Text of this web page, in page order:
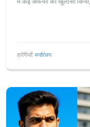
श्रेणियाँ: मनोरंजन